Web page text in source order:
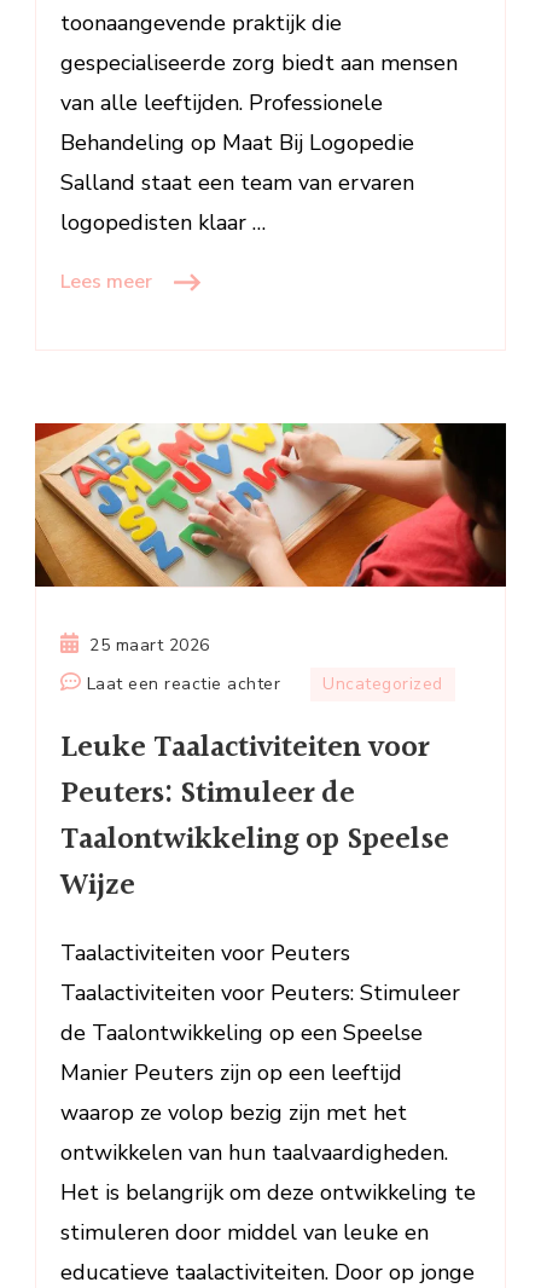
toonaangevende praktijk die
gespecialiseerde zorg biedt aan mensen
van alle leeftijden. Professionele
Behandeling op Maat Bij Logopedie
Salland staat een team van ervaren
logopedisten klaar …
Lees meer
25 maart 2026
Laat een reactie achterop
Taalactiviteiten
Peuters:
Stimuleer
Speelse
Wijze
Uncategorized
Leuke Taalactiviteiten voor
Peuters: Stimuleer de
Taalontwikkeling op Speelse
Wijze
Taalactiviteiten voor Peuters
Taalactiviteiten voor Peuters: Stimuleer
de Taalontwikkeling op een Speelse
Manier Peuters zijn op een leeftijd
waarop ze volop bezig zijn met het
ontwikkelen van hun taalvaardigheden.
Het is belangrijk om deze ontwikkeling te
stimuleren door middel van leuke en
educatieve taalactiviteiten. Door op jonge